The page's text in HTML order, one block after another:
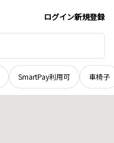
ログイン新規登録
SmartPay利用可 車椅子